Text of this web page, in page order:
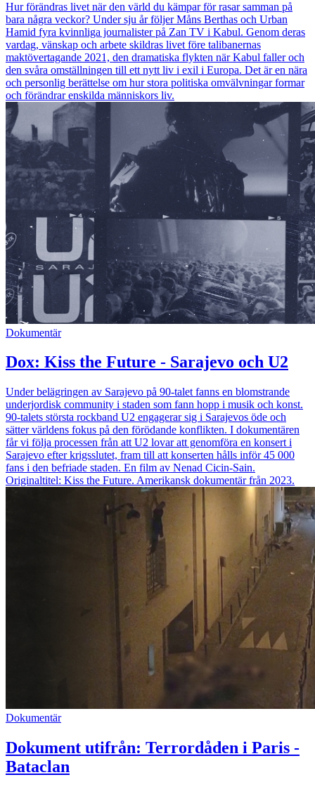
Hur förändras livet när den värld du kämpar för rasar samman på
bara några veckor? Under sju år följer Måns Berthas och Urban
Hamid fyra kvinnliga journalister på Zan TV i Kabul. Genom deras
vardag, vänskap och arbete skildras livet före talibanernas
maktövertagande 2021, den dramatiska flykten när Kabul faller och
den svåra omställningen till ett nytt liv i exil i Europa. Det är en nära
och personlig berättelse om hur stora politiska omvälvningar formar
och förändrar enskilda människors liv.
Dokumentär
Dox: Kiss the Future - Sarajevo och U2
Under belägringen av Sarajevo på 90-talet fanns en blomstrande
underjordisk community i staden som fann hopp i musik och konst.
90-talets största rockband U2 engagerar sig i Sarajevos öde och
sätter världens fokus på den förödande konflikten. I dokumentären
får vi följa processen från att U2 lovar att genomföra en konsert i
Sarajevo efter krigsslutet, fram till att konserten hålls inför 45 000
fans i den befriade staden. En film av Nenad Cicin-Sain.
Originaltitel: Kiss the Future. Amerikansk dokumentär från 2023.
Dokumentär
Dokument utifrån: Terrordåden i Paris -
Bataclan